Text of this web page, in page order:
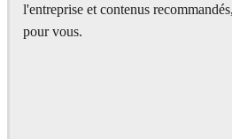
l'entreprise et contenus
pour vous.